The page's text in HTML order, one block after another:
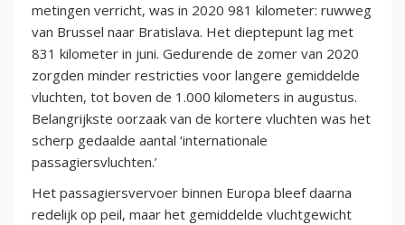
metingen verricht, was in 2020 981 kilometer: ruwweg
van Brussel naar Bratislava. Het dieptepunt lag met
831 kilometer in juni. Gedurende de zomer van 2020
zorgden minder restricties voor langere gemiddelde
vluchten, tot boven de 1.000 kilometers in augustus.
Belangrijkste oorzaak van de kortere vluchten was het
scherp gedaalde aantal ‘internationale
passagiersvluchten.’
Het passagiersvervoer binnen Europa bleef daarna
redelijk op peil, maar het gemiddelde vluchtgewicht